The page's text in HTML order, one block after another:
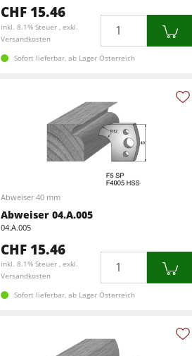
CHF 15.46
inkl. 8.1% Steuer , exkl.
Versandkosten
Sofort lieferbar, ab Lager Österreich
Abweiser 40 mm
Abweiser 04.A.005
04.A.005
CHF 15.46
inkl. 8.1% Steuer , exkl.
Versandkosten
Sofort lieferbar, ab Lager Österreich